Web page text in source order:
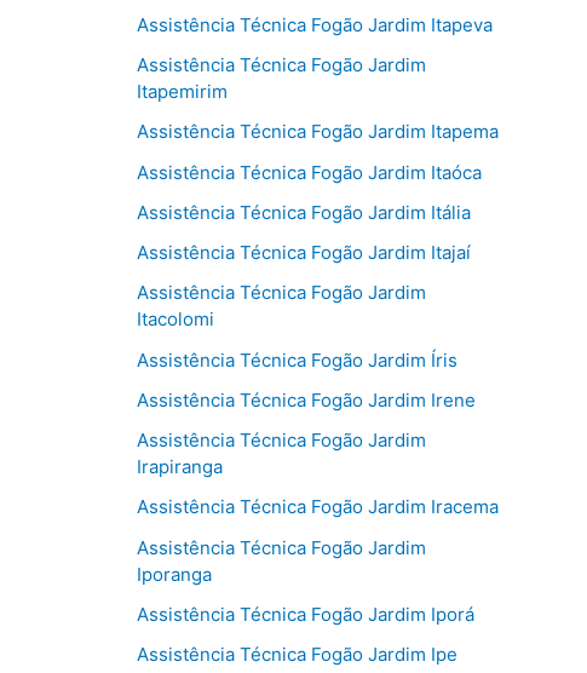
Assistência Técnica Fogão Jardim Itapeva
Assistência Técnica Fogão Jardim
Itapemirim
Assistência Técnica Fogão Jardim Itapema
Assistência Técnica Fogão Jardim Itaóca
Assistência Técnica Fogão Jardim Itália
Assistência Técnica Fogão Jardim Itajaí
Assistência Técnica Fogão Jardim
Itacolomi
Assistência Técnica Fogão Jardim Íris
Assistência Técnica Fogão Jardim Irene
Assistência Técnica Fogão Jardim
Irapiranga
Assistência Técnica Fogão Jardim Iracema
Assistência Técnica Fogão Jardim
Iporanga
Assistência Técnica Fogão Jardim Iporá
Assistência Técnica Fogão Jardim Ipe